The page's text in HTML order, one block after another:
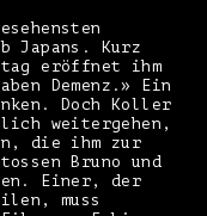
Japans. Kurz
eröffnet ihm
Demenz.» Ein
Doch Koller
weitergehen,
die ihm zur
Bruno und
Einer, der
muss